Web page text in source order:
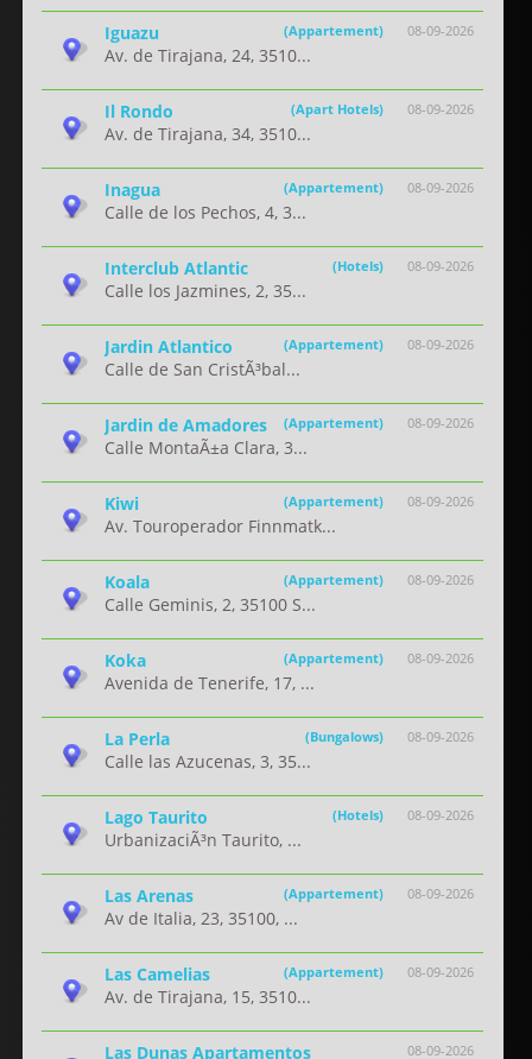
08-09-2026
Iguazu (Appartement)
Av. de Tirajana, 24, 3510...
08-09-2026
Il Rondo (Apart Hotels)
Av. de Tirajana, 34, 3510...
08-09-2026
Inagua (Appartement)
Calle de los Pechos, 4, 3...
08-09-2026
Interclub Atlantic (Hotels)
Calle los Jazmines, 2, 35...
08-09-2026
Jardin Atlantico (Appartement)
Calle de San CristÃ³bal...
08-09-2026
Jardin de Amadores (Appartement)
Calle MontaÃ±a Clara, 3...
08-09-2026
Kiwi (Appartement)
Av. Touroperador Finnmatk...
08-09-2026
Koala (Appartement)
Calle Geminis, 2, 35100 S...
08-09-2026
Koka (Appartement)
Avenida de Tenerife, 17, ...
08-09-2026
La Perla (Bungalows)
Calle las Azucenas, 3, 35...
08-09-2026
Lago Taurito (Hotels)
UrbanizaciÃ³n Taurito, ...
08-09-2026
Las Arenas (Appartement)
Av de Italia, 23, 35100, ...
08-09-2026
Las Camelias (Appartement)
Av. de Tirajana, 15, 3510...
08-09-2026
Las Dunas Apartamentos